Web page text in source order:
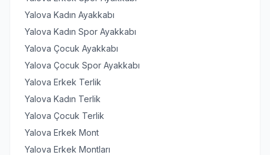
Yalova Kadın Ayakkabı
Yalova Kadın Spor Ayakkabı
Yalova Çocuk Ayakkabı
Yalova Çocuk Spor Ayakkabı
Yalova Erkek Terlik
Yalova Kadın Terlik
Yalova Çocuk Terlik
Yalova Erkek Mont
Yalova Erkek Montları